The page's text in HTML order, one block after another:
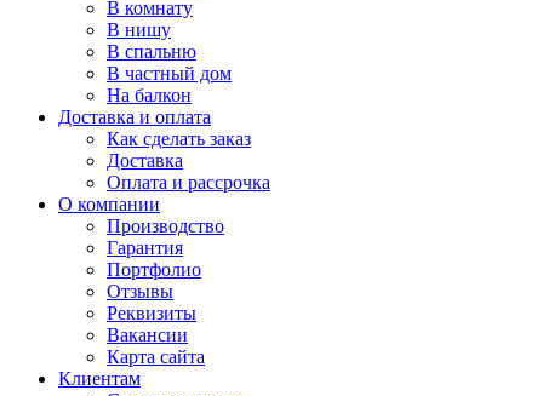
В комнату
В нишу
В спальню
В частный дом
На балкон
Доставка и оплата
Как сделать заказ
Доставка
Оплата и рассрочка
О компании
Производство
Гарантия
Портфолио
Отзывы
Реквизиты
Вакансии
Карта сайта
Клиентам